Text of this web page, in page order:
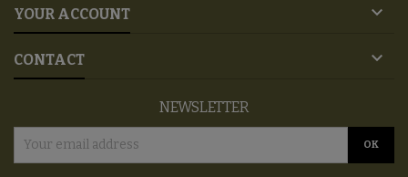
YOUR ACCOUNT 
CONTACT 
NEWSLETTER